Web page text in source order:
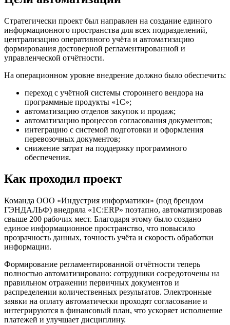
Стратегически проект был направлен на создание единого
информационного пространства для всех подразделений,
централизацию оперативного учёта и автоматизацию
формирования достоверной регламентированной и
управленческой отчётности.
На операционном уровне внедрение должно было обеспечить:
переход с учётной системы стороннего вендора на
программные продукты «1С»;
автоматизацию отделов закупок и продаж;
автоматизацию процессов согласования документов;
интеграцию с системой подготовки и оформления
перевозочных документов;
снижение затрат на поддержку программного
обеспечения.
Как проходил проект
Команда ООО «Индустрия информатики» (под брендом
ГЭНДАЛЬФ) внедряла «1С:ERP» поэтапно, автоматизировав
свыше 200 рабочих мест. Благодаря этому было создано
единое информационное пространство, что повысило
прозрачность данных, точность учёта и скорость обработки
информации.
Формирование регламентированной отчётности теперь
полностью автоматизировано: сотрудники сосредоточены на
правильном отражении первичных документов и
распределении количественных результатов. Электронные
заявки на оплату автоматически проходят согласование и
интегрируются в финансовый план, что ускоряет исполнение
платежей и улучшает дисциплину.